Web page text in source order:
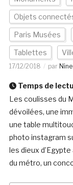
Objets
Paris Musées
Tablettes
17/12/2018 par
Temps de
Les coulisses du
dévoilées, une
une table
photo instagram
les dieux
du métro, un